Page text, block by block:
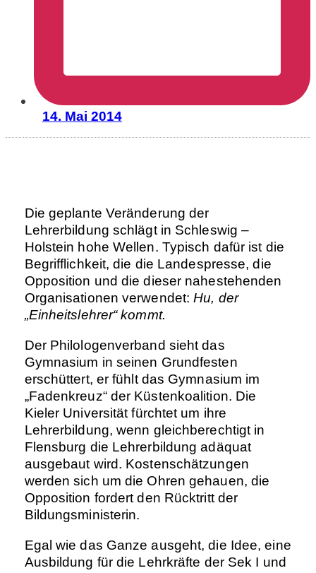
14. Mai 2014
Die geplante Veränderung der
Lehrerbildung schlägt in Schleswig –
Holstein hohe Wellen. Typisch dafür ist die
Begrifflichkeit, die die Landespresse, die
Opposition und die dieser nahestehenden
Organisationen verwendet:Hu, der
„Einheitslehrer“ kommt.
Der Philologenverband sieht das
Gymnasium in seinen Grundfesten
erschüttert, er fühlt das Gymnasium im
„Fadenkreuz“ der Küstenkoalition. Die
Kieler Universität fürchtet um ihre
Lehrerbildung, wenn gleichberechtigt in
Flensburg die Lehrerbildung adäquat
ausgebaut wird. Kostenschätzungen
werden sich um die Ohren gehauen, die
Opposition fordert den Rücktritt der
Bildungsministerin.
Egal wie das Ganze ausgeht, die Idee, eine
Ausbildung für die Lehrkräfte der Sek I und